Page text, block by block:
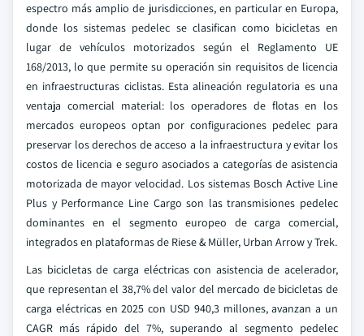
espectro más amplio de jurisdicciones, en particular en Europa,
donde los sistemas pedelec se clasifican como bicicletas en
lugar de vehículos motorizados según el Reglamento UE
168/2013, lo que permite su operación sin requisitos de licencia
en infraestructuras ciclistas. Esta alineación regulatoria es una
ventaja comercial material: los operadores de flotas en los
mercados europeos optan por configuraciones pedelec para
preservar los derechos de acceso a la infraestructura y evitar los
costos de licencia e seguro asociados a categorías de asistencia
motorizada de mayor velocidad. Los sistemas Bosch Active Line
Plus y Performance Line Cargo son las transmisiones pedelec
dominantes en el segmento europeo de carga comercial,
integrados en plataformas de Riese & Müller, Urban Arrow y Trek.
Las bicicletas de carga eléctricas con asistencia de acelerador,
que representan el 38,7% del valor del mercado de bicicletas de
carga eléctricas en 2025 con USD 940,3 millones, avanzan a un
CAGR más rápido del 7%, superando al segmento pedelec